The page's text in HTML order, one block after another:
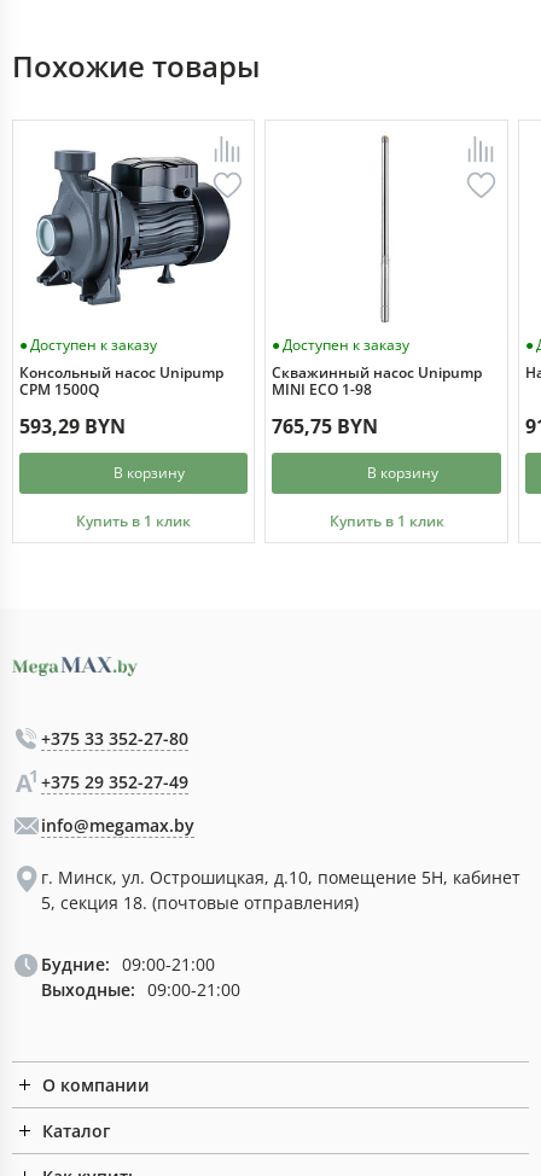
Похожие товары
Доступен к заказу
Консольный насос Unipump
CPM 1500Q
593,29 BYN
В корзину
Купить в 1 клик
Доступен к заказу
Скважинный насос Unipump
MINI ECO 1-98
765,75 BYN
В корзину
Купить в 1 клик
+375 33 352-27-80
+375 29 352-27-49
info@megamax.by
г. Минск, ул. Острошицкая, д.10, помещение 5Н, кабинет
5, секция 18. (почтовые отправления)
Будние: 09:00-21:00
Выходные: 09:00-21:00
О компании
Каталог